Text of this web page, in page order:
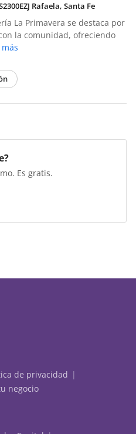
Rafaela, Santa Fe
La Primavera se destaca por
la comunidad, ofreciendo
Es gratis.
de privacidad
negocio